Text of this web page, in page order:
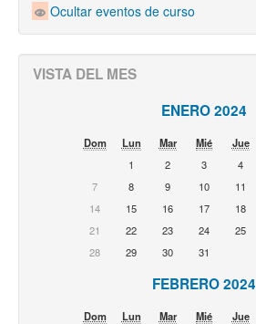
Ocultar eventos de curso
VISTA DEL MES
ENERO 2024
Dom Lun Mar Mié Jue
1
2 3 4
7
8 9 10 11
14
15 16 17 18
21
22 23 24 25
28
29 30 31
FEBRERO 2024
Dom Lun Mar Mié Jue